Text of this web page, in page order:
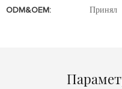
ODM&OEM: Принял